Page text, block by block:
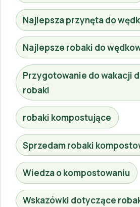
Najlepsza przynęta do
Najlepsze robaki do
Przygotowanie do wakacji
robaki
robaki kompostujące
Sprzedam robaki
Wiedza o kompostowaniu
Wskazówki dotyczące